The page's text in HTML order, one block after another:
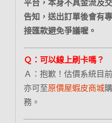
平台，本身不具金流及
告知，送出訂單後會有
接匯款避免爭議喔。
Ｑ：可以線上刷卡嗎？
Ａ：抱歉！估價系統目
亦可至原價屋蝦皮商城
務。